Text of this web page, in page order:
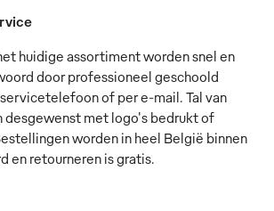
huidige assortiment worden snel en
door professioneel geschoold
of per e-mail. Tal van
desgewenst met logo's bedrukt of
worden in heel België binnen
en retourneren is gratis.